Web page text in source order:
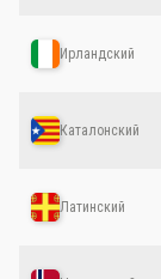
Ирландский
Каталонский
Латинский